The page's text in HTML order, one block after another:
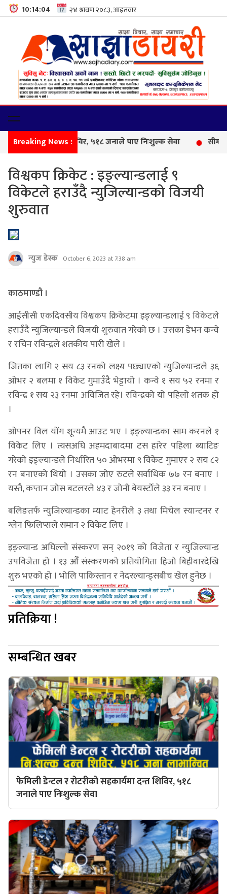
10:14:05
Breaking News :
विश्वकप क्रिकेट : इङ्ल्यान्डलाई ९
विकेटले हराउँदै न्युजिल्यान्डको विजयी
शुरुवात
न्युज डेस्क October 6, 2023 at 7:38 am
काठमाण्डौ ।
आईसीसी एकदिवसीय विश्वकप क्रिकेटमा इङ्ल्यान्डलाई ९ विकेटले
हराउँदै न्युजिल्यान्डले विजयी शुरुवात गरेको छ । उसका डेभन कन्वे
र रचिन रविन्द्रले शतकीय पारी खेले ।
जितका लागि २ सय ८३ रनको लक्ष्य पछ्याएको न्युजिल्यान्डले ३६
ओभर २ बलमा १ विकेट गुमाउँदै भेट्टायो । कन्वे १ सय ५२ रनमा र
रविन्द्र १ सय २३ रनमा अविजित रहे। रविन्द्रको यो पहिलो शतक हो
।
ओपनर विल योंग शून्यमै आउट भए । इङ्ल्यान्डका साम करनले १
विकेट लिए । त्यसअघि अहमदाबादमा टस हारेर पहिला ब्याटिङ
गरेको इङ्ल्यान्डले निर्धारित ५० ओभरमा ९ विकेट गुमाएर २ सय ८२
रन बनाएको थियो । उसका जोए रुटले सर्वाधिक ७७ रन बनाए ।
यस्तै, कप्तान जोस बटलरले ४३ र जोनी बेयर्स्टोले ३३ रन बनाए ।
बलिङतर्फ न्युजिल्यान्डका म्याट हेनरीले ३ तथा मिचेल स्यान्टनर र
ग्लेन फिलिप्सले समान २ विकेट लिए ।
इङ्ल्यान्ड अघिल्लो संस्करण सन् २०१९ को विजेता र न्युजिल्यान्ड
उपविजेता हो । १३ औँ संस्करणको प्रतियोगिता हिजो बिहीवारदेखि
शुरु भएको हो । भोलि पाकिस्तान र नेदरल्यान्ड्सबीच खेल हुनेछ ।
प्रतिक्रिया !
सम्बन्धित खबर
फेमिली डेन्टल र रोटरीको सहकार्यमा दन्त शिविर, ५१८
जनाले पाए निःशुल्क सेवा